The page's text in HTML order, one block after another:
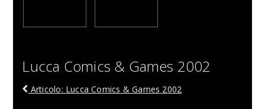
Lucca Comics & Games 2002
Articolo: Lucca Comics & Games 2002